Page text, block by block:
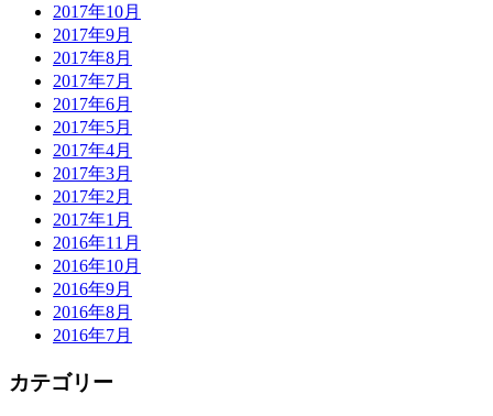
2017年10月
2017年9月
2017年8月
2017年7月
2017年6月
2017年5月
2017年4月
2017年3月
2017年2月
2017年1月
2016年11月
2016年10月
2016年9月
2016年8月
2016年7月
カテゴリー